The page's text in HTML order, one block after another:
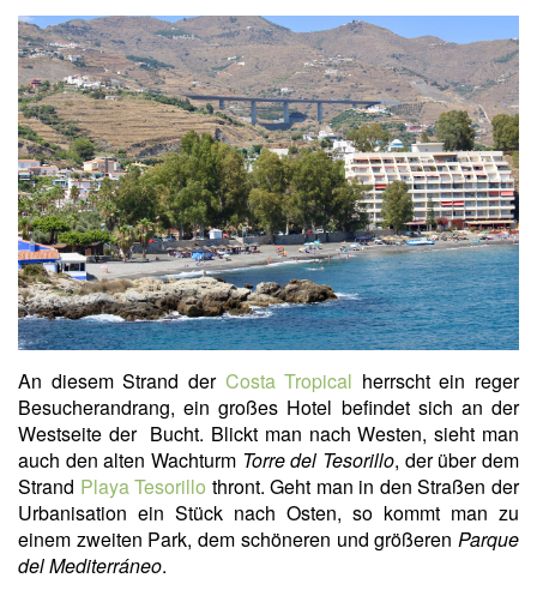
An diesem Strand der Costa Tropical herrscht ein reger
Besucherandrang, ein großes Hotel befindet sich an der
Westseite der Bucht. Blickt man nach Westen, sieht man
auch den alten Wachturm Torre del Tesorillo, der über dem
Strand Playa Tesorillo thront. Geht man in den Straßen der
Urbanisation ein Stück nach Osten, so kommt man zu
einem zweiten Park, dem schöneren und größeren Parque
del Mediterráneo.